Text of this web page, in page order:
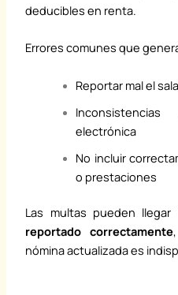
deducibles en renta.
Errores comunes que
Reportar mal el
electrónica
No incluir
o prestaciones
Las multas pueden llegar
reportado correctamente
nómina actualizada es